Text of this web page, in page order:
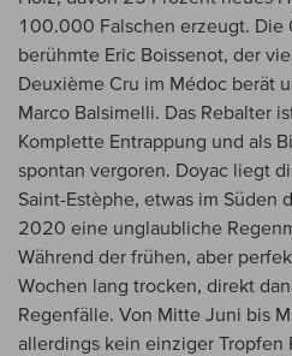
100.000 Falschen erzeugt. Die
berühmte Eric Boissenot, der
Deuxième Cru im Médoc berät
Marco Balsimelli. Das Rebalter
Komplette Entrappung und als
spontan vergoren. Doyac liegt
Saint-Estèphe, etwas im Süden
2020 eine unglaubliche
Während der frühen, aber
Wochen lang trocken, direkt
Regenfälle. Von Mitte Juni bis
allerdings kein einziger Tropfen